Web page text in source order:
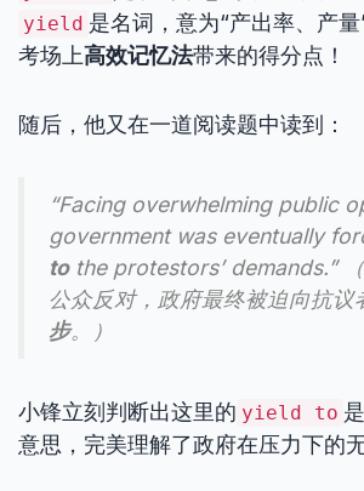
yield 是名词，意为“产出率、产
考场上高效记忆法带来的得分点！
随后，他又在一道阅读题中读到：
“Facing overwhelming public
government was eventually
tothe protestors’ demands.”
公众反对，政府最终被迫向抗议
步。）
小锋立刻判断出这里的 yield to
意思，完美理解了政府在压力下的无